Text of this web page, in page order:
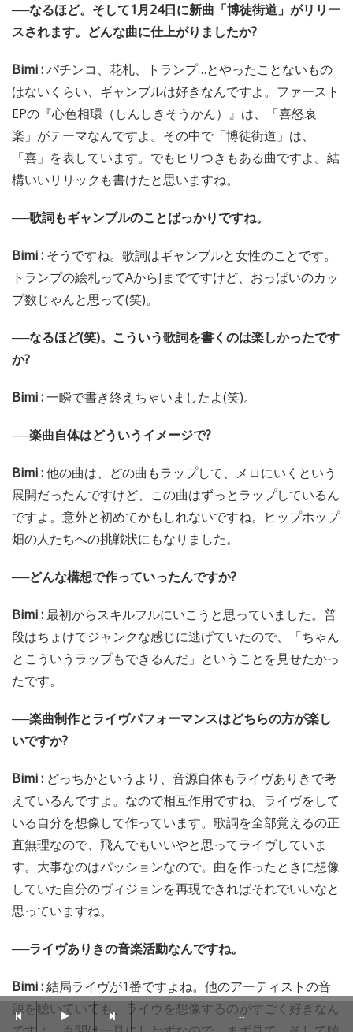
──なるほど。そして1月24日に新曲「博徒街道」がリリー
スされます。どんな曲に仕上がりましたか?
Bimi :パチンコ、花札、トランプ…とやったことないもの
はないくらい、ギャンブルは好きなんですよ。ファースト
EPの『心色相環（しんしきそうかん）』は、「喜怒哀
楽」がテーマなんですよ。その中で「博徒街道」は、
「喜」を表しています。でもヒリつきもある曲ですよ。結
構いいリリックも書けたと思いますね。
──歌詞もギャンブルのことばっかりですね。
Bimi : そうですね。歌詞はギャンブルと女性のことです。
トランプの絵札ってAからJまでですけど、おっぱいのカッ
プ数じゃんと思って(笑)。
──なるほど(笑)。こういう歌詞を書くのは楽しかったです
か?
Bimi :一瞬で書き終えちゃいましたよ(笑)。
──楽曲自体はどういうイメージで?
Bimi :他の曲は、どの曲もラップして、メロにいくという
展開だったんですけど、この曲はずっとラップしているん
ですよ。意外と初めてかもしれないですね。ヒップホップ
畑の人たちへの挑戦状にもなりました。
──どんな構想で作っていったんですか?
Bimi :最初からスキルフルにいこうと思っていました。普
段はちょけてジャンクな感じに逃げていたので、「ちゃん
とこういうラップもできるんだ」ということを見せたかっ
たです。
──楽曲制作とライヴパフォーマンスはどちらの方が楽し
いですか?
Bimi : どっちかというより、音源自体もライヴありきで考
えているんですよ。なので相互作用ですね。ライヴをして
いる自分を想像して作っています。歌詞を全部覚えるの正
直無理なので、飛んでもいいやと思ってライヴしていま
す。大事なのはパッションなので。曲を作ったときに想像
していた自分のヴィジョンを再現できればそれでいいなと
思っていますね。
──ライヴありきの音楽活動なんですね。
Bimi :結局ライヴが1番ですよね。他のアーティストの音
源を聴いていても、ライヴを想像するのがすごく好きなん
--